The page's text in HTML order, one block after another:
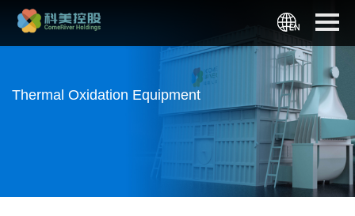
Thermal Oxidation Equipment